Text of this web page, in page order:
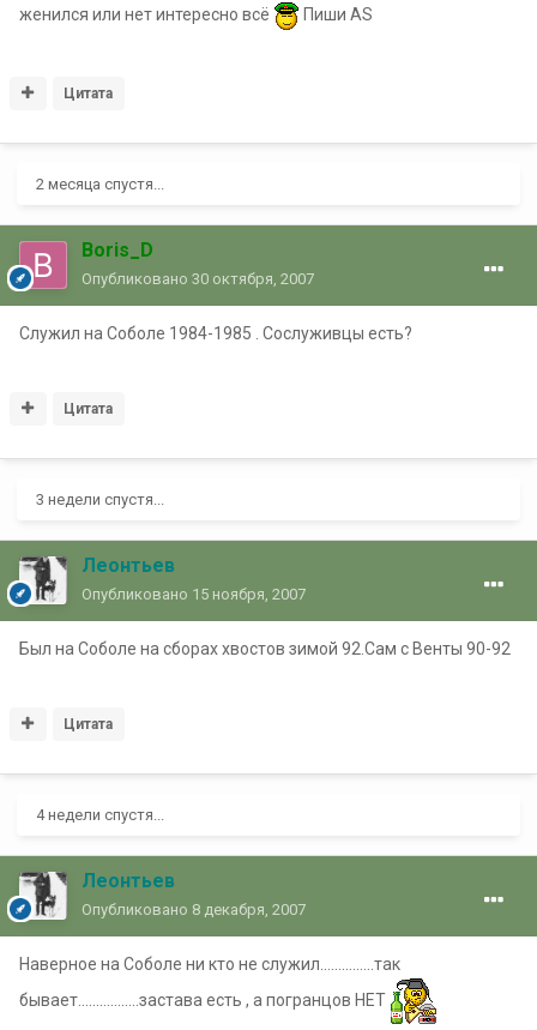
женился или нет интересно всё
Пиши AS
Цитата
2 месяца спустя...
Boris_D
Опубликовано 30 октября, 2007
Служил на Соболе 1984-1985 . Сослуживцы есть?
Цитата
3 недели спустя...
Леонтьев
Опубликовано 15 ноября, 2007
Был на Соболе на сборах хвостов зимой 92.Сам с Венты 90-92
Цитата
4 недели спустя...
Леонтьев
Опубликовано 8 декабря, 2007
Наверное на Соболе ни кто не служил...............так
бывает.................застава есть , а погранцов НЕТ